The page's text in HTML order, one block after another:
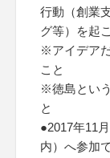
行動（創業
グ等）を起
※アイデア
こと
※徳島とい
と
●2017年11
内）へ参加